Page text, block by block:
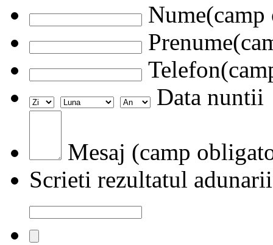
Data nuntii
Mesaj (camp
Scrieti rezultatul adunarii